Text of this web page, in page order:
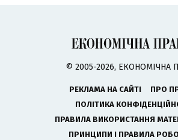
© 2005-2026, ЕКОНОМІЧНА
РЕКЛАМА НА САЙТІ
ПРО
ПОЛІТИКА
ПРАВИЛА ВИКОРИСТАННЯ
ПРИНЦИПИ І ПРАВИЛА